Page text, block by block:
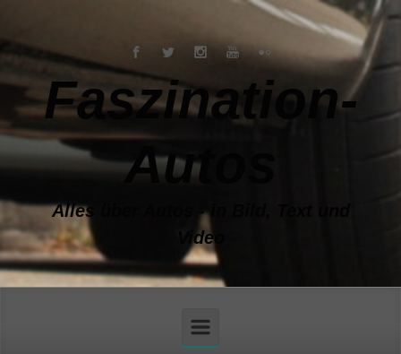
Faszination-
Autos
Alles über Autos - in Bild, Text und
Video